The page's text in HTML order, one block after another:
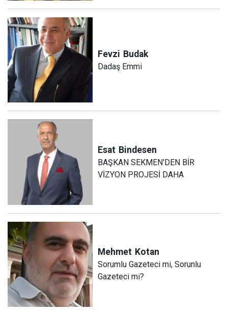
Fevzi Budak
Dadaş Emmi
Esat Bindesen
BAŞKAN SEKMEN'DEN BİR
VİZYON PROJESİ DAHA
Mehmet Kotan
Sorumlu Gazeteci mi, Sorunlu
Gazeteci mi?